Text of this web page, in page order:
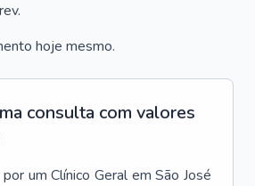
hoje mesmo.
consulta com valores
um Clínico Geral em São José